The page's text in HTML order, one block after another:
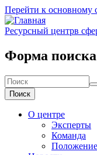
Перейти к основному
Ресурсный центрв
Форма поиска
Поиск
О центре
Эксперты
Команда